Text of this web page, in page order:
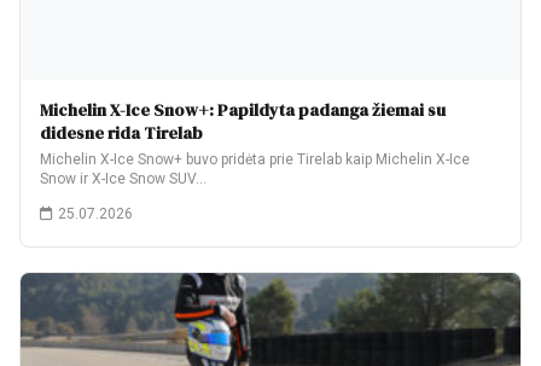
Michelin X-Ice Snow+: Papildyta padanga žiemai su
didesne rida Tirelab
Michelin X-Ice Snow+ buvo pridėta prie Tirelab kaip Michelin X-Ice
Snow ir X-Ice Snow SUV…
25.07.2026